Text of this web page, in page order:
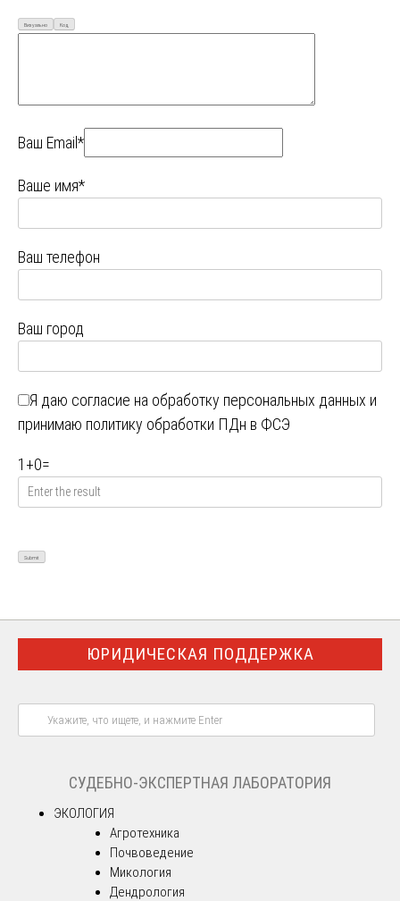
Визуально Код
Ваш Email*
Ваше имя*
Ваш телефон
Ваш город
Я даю согласие на обработку персональных данных и
принимаю политику обработки ПДн в ФСЭ
1 +0=
ЮРИДИЧЕСКАЯ ПОДДЕРЖКА
СУДЕБНО-ЭКСПЕРТНАЯ ЛАБОРАТОРИЯ
ЭКОЛОГИЯ
Агротехника
Почвоведение
Микология
Дендрология